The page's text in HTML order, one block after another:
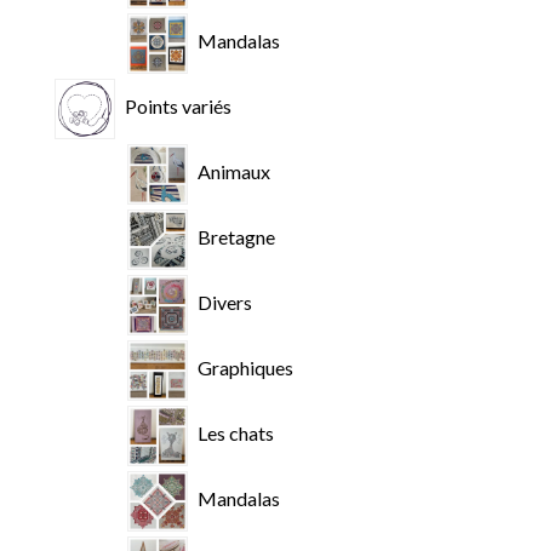
Mandalas
Points variés
Animaux
Bretagne
Divers
Graphiques
Les chats
Mandalas